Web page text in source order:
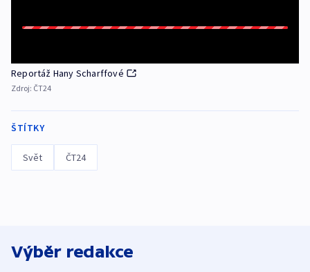
Reportáž Hany Scharffové
Zdroj: ČT24
ŠTÍTKY
Svět ČT24
Výběr redakce